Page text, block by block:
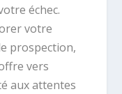
échec.
votre
prospection,
vers
aux attentes